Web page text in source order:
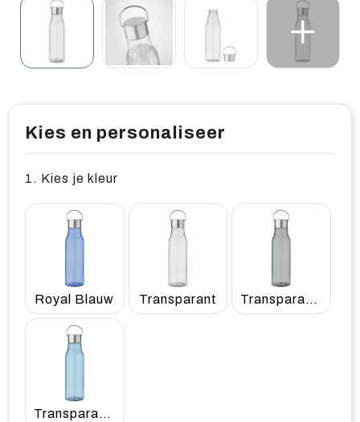
Kies en personaliseer
1. Kies je kleur
Royal Blauw Transparant Transparant Grijs
Transparant Licht Blauw